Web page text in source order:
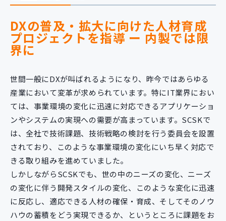
DXの普及・拡大に向けた人材育成
プロジェクトを指導 ー 内製では限
界に
世間一般にDXが叫ばれるようになり、昨今ではあらゆる
産業において変革が求められています。特にIT業界におい
ては、事業環境の変化に迅速に対応できるアプリケーショ
ンやシステムの実現への需要が高まっています。SCSKで
は、全社で技術課題、技術戦略の検討を行う委員会を設置
されており、このような事業環境の変化にいち早く対応で
きる取り組みを進めていました。
しかしながらSCSKでも、世の中のニーズの変化、ニーズ
の変化に伴う開発スタイルの変化、このような変化に迅速
に反応し、適応できる人材の確保・育成、そしてそのノウ
ハウの蓄積をどう実現できるか、というところに課題をお